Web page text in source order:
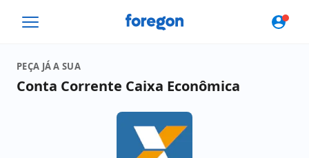
Foregon.com
PEÇA JÁ A SUA
Conta Corrente Caixa Econômica